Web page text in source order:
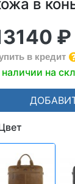
в
₽
в кредит
наличии на